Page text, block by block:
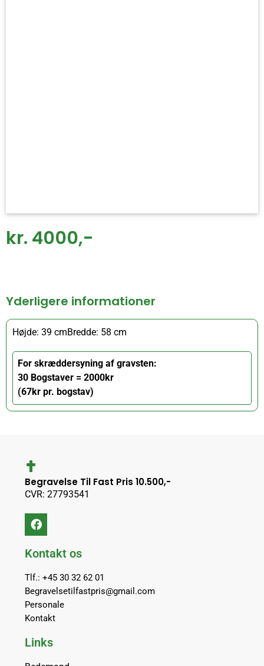
kr. 4000,-
Yderligere informationer
Højde: 39 cmBredde: 58 cm
For skræddersyning af gravsten:
30 Bogstaver = 2000kr
(67kr pr. bogstav)
Begravelse Til Fast Pris 10.500,-
CVR: 27793541
Kontakt os
Tlf.: +45 30 32 62 01
Begravelsetilfastpris@gmail.com
Personale
Kontakt
Links